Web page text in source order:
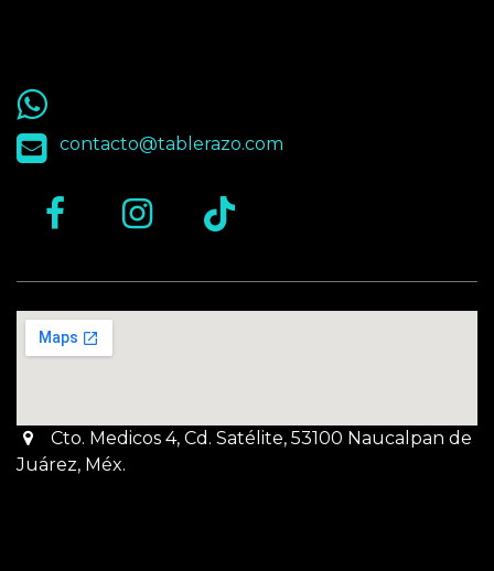
55 9563 4848
contacto@tablerazo.com
Cto. Medicos 4, Cd. Satélite, 53100 Naucalpan de
Juárez, Méx.